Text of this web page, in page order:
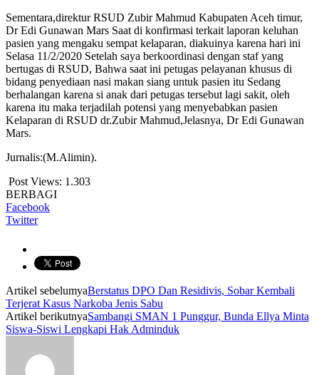
Sementara,direktur RSUD Zubir Mahmud Kabupaten Aceh timur,
Dr Edi Gunawan Mars Saat di konfirmasi terkait laporan keluhan
pasien yang mengaku sempat kelaparan, diakuinya karena hari ini
Selasa 11/2/2020 Setelah saya berkoordinasi dengan staf yang
bertugas di RSUD, Bahwa saat ini petugas pelayanan khusus di
bidang penyediaan nasi makan siang untuk pasien itu Sedang
berhalangan karena si anak dari petugas tersebut lagi sakit, oleh
karena itu maka terjadilah potensi yang menyebabkan pasien
Kelaparan di RSUD dr.Zubir Mahmud,Jelasnya, Dr Edi Gunawan
Mars.
Jurnalis:(M.Alimin).
Post Views: 1.303
BERBAGI
Facebook
Twitter
Artikel sebelumyaBerstatus DPO Dan Residivis, Sobar Kembali
Terjerat Kasus Narkoba Jenis Sabu
Artikel berikutnyaSambangi SMAN 1 Punggur, Bunda Ellya Minta
Siswa-Siswi Lengkapi Hak Adminduk